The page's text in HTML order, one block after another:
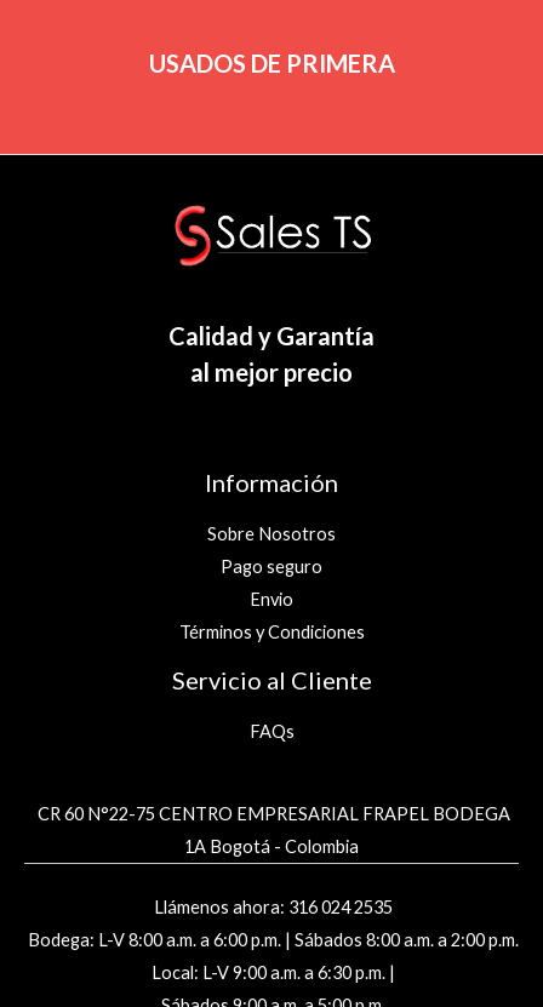
USADOS DE PRIMERA
Calidad y Garantía
al mejor precio
Información
Sobre Nosotros
Pago seguro
Envio
Términos y Condiciones
Servicio al Cliente
FAQs
CR 60 N°22-75 CENTRO EMPRESARIAL FRAPEL BODEGA
1A Bogotá - Colombia
Llámenos ahora: 316 024 2535
Bodega: L-V 8:00 a.m. a 6:00 p.m. | Sábados 8:00 a.m. a 2:00 p.m.
Local: L-V 9:00 a.m. a 6:30 p.m. |